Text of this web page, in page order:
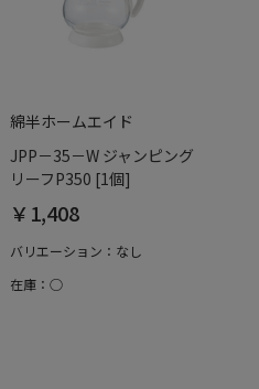
綿半ホームエイド
JPP－35－W ジャンピング
リーフP350 [1個]
￥1,408
バリエーション：なし
在庫：○